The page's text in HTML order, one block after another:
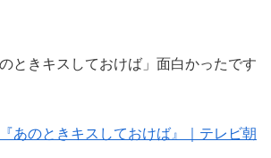
ときキスしておけば」面白かったです
あのときキスしておけば』｜テレビ朝